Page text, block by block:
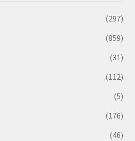
(297)
(859)
(31)
(112)
(5)
(176)
(46)